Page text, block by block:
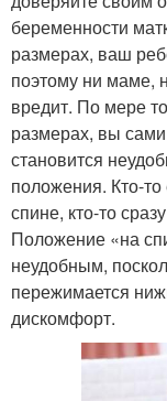
беременности
размерах, ваш
поэтому ни маме,
вредит. По мере
размерах, вы
становится
положения. Кто-
спине, кто-то
Положение «на
неудобным,
пережимается
дискомфорт.